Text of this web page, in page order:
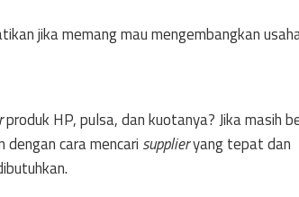
jika memang mau mengembangkan
produk HP, pulsa, dan kuotanya? Jika masih
cara mencari supplieryang tepat dan